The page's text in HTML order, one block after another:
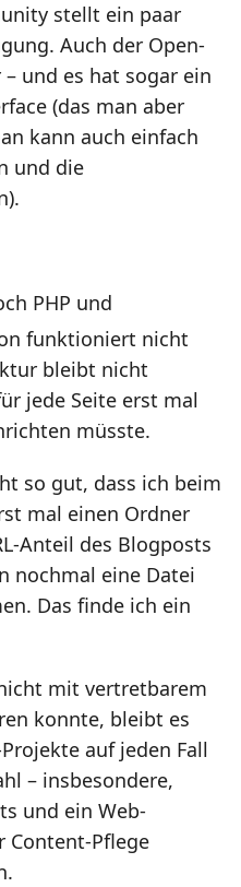
stellt ein paar
Auch der Open-
und es hat sogar ein
(das man aber
kann auch einfach
und die
PHP und
funktioniert nicht
bleibt nicht
jede Seite erst mal
müsste.
so gut, dass ich beim
mal einen Ordner
Anteil des Blogposts
nochmal eine Datei
Das finde ich ein
mit vertretbarem
konnte, bleibt es
auf jeden Fall
– insbesondere,
und ein Web-
Content-Pflege